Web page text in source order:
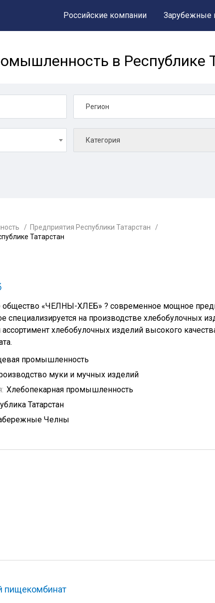
Российские компании Зарубежные
в Республике
Регион
Категория
Предприятия Республики Татарстан
Татарстан
общество «ЧЕЛНЫ-ХЛЕБ» ? современное мощное
специализируется на производстве хлебобулочных
хлебобулочных изделий высокого
промышленность
муки и мучных изделий
Хлебопекарная промышленность
Татарстан
Челны
пищекомбинат